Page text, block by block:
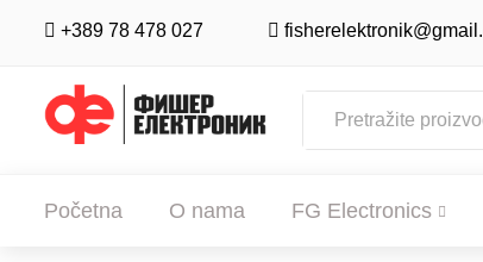
+389 78 478 027
Početna O nama FG Electronics